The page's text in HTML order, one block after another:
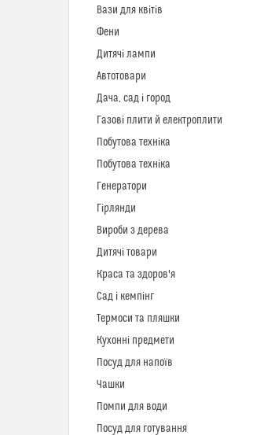
Вази для квітів
Фени
Дитячі лампи
Автотовари
Дача, сад і город
Газові плити й електроплити
Побутова техніка
Побутова техніка
Генератори
Гірлянди
Вироби з дерева
Дитячі товари
Краса та здоров'я
Сад і кемпінг
Термоси та пляшки
Кухонні предмети
Посуд для напоїв
Чашки
Помпи для води
Посуд для готування